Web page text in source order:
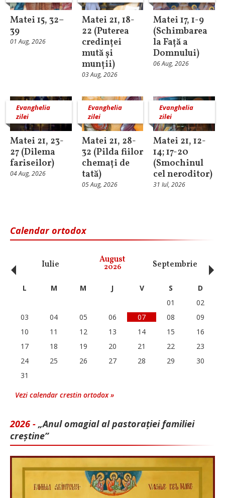
Matei 15, 32–
39
01 Aug, 2026
Matei 21, 18-
22 (Puterea
credinței
mută și
munții)
03 Aug, 2026
Matei 17, 1-9
(Schimbarea
la Față a
Domnului)
06 Aug, 2026
Evanghelia
zilei
Matei 21, 23-
27 (Dilema
fariseilor)
04 Aug, 2026
Evanghelia
zilei
Matei 21, 28-
32 (Pilda fiilor
chemați de
tată)
05 Aug, 2026
Evanghelia
zilei
Matei 21, 12-
14; 17-20
(Smochinul
cel neroditor)
31 Iul, 2026
Calendar ortodox
Iulie August
2026 Septembrie
‹ L M M J V S
D
01
02
03
04 05 06 07 08
09
10
11 12 13 14 15
16
17
18 19 20 21 22
23
24
25 26 27 28 29
30
31
Vezi calendar crestin ortodox »
2026 - „Anul omagial al pastorației familiei
creștine”